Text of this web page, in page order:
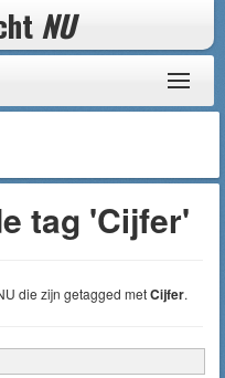
NU
tag 'Cijfer'
die zijn getagged metCijfer.